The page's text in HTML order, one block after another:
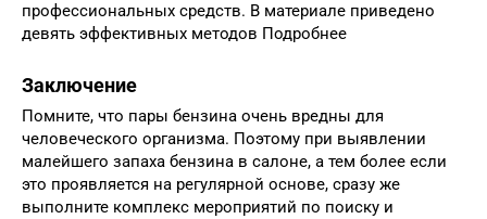
профессиональных средств. В материале приведено
девять эффективных методов Подробнее
Заключение
Помните, что пары бензина очень вредны для
человеческого организма. Поэтому при выявлении
малейшего запаха бензина в салоне, а тем более если
это проявляется на регулярной основе, сразу же
выполните комплекс мероприятий по поиску и